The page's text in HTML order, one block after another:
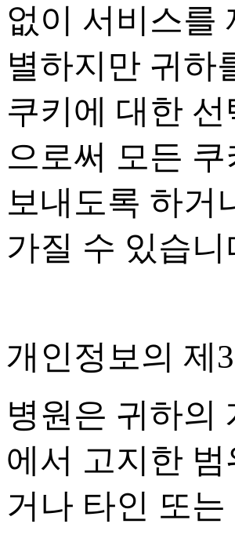
없이 서비스를
별하지만 귀하
쿠키에 대한
으로써 모든
보내도록 하거
가질 수 있습니
개인정보의 제3
병원은 귀하의
에서 고지한
거나 타인 또는